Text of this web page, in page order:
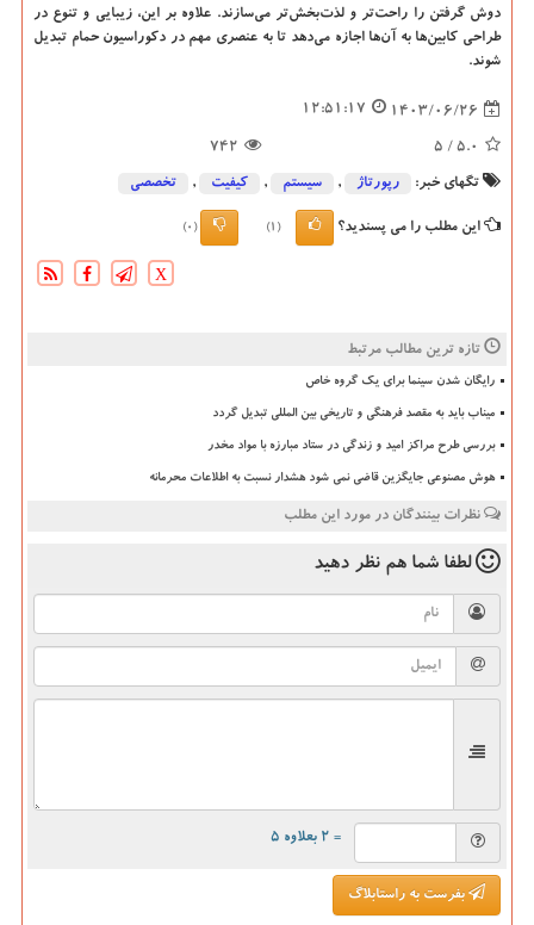
دوش گرفتن را راحت‌تر و لذت‌بخش‌تر می‌سازند. علاوه بر این، زیبایی و تنوع در
طراحی کابین‌ها به آن‌ها اجازه می‌دهد تا به عنصری مهم در دکوراسیون حمام تبدیل
شوند.
1403/06/26
12:51:17
5.0
/ 5
742
تگهای خبر: رپورتاژ , سیستم , كیفیت , تخصصی
این مطلب را می پسندید؟ (1)
(0)
X
تازه ترین مطالب مرتبط
رایگان شدن سینما برای یک گروه خاص
میناب باید به مقصد فرهنگی و تاریخی بین المللی تبدیل گردد
بررسی طرح مراکز امید و زندگی در ستاد مبارزه با مواد مخدر
هوش مصنوعی جایگزین قاضی نمی شود هشدار نسبت به اطلاعات محرمانه
نظرات بینندگان در مورد این مطلب
لطفا شما هم نظر دهید
= ۲ بعلاوه ۵
بفرست به راستابلاگ